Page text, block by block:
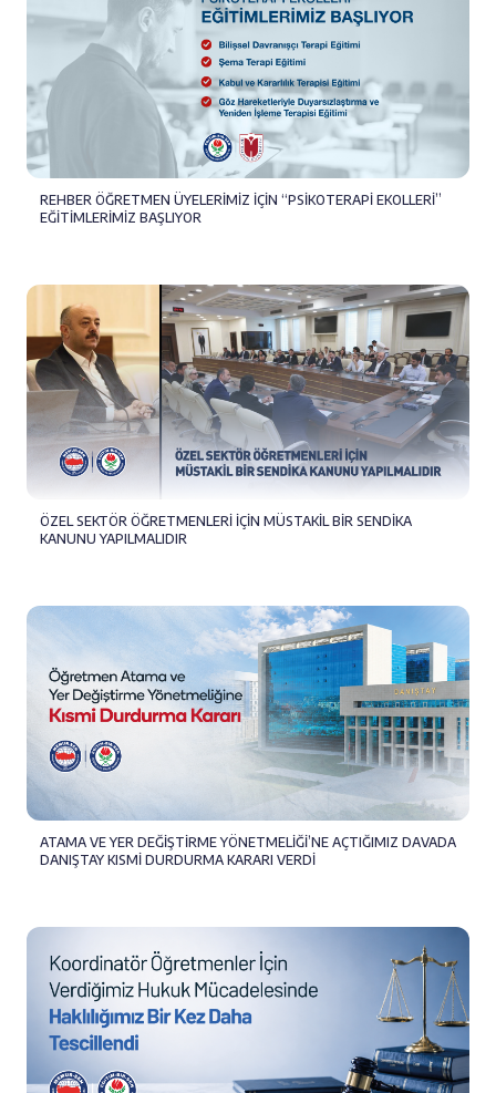
REHBER ÖĞRETMEN ÜYELERİMİZ İÇİN “PSİKOTERAPİ EKOLLERİ”
EĞİTİMLERİMİZ BAŞLIYOR
ÖZEL SEKTÖR ÖĞRETMENLERİ İÇİN MÜSTAKİL BİR SENDİKA
KANUNU YAPILMALIDIR
ATAMA VE YER DEĞİŞTİRME YÖNETMELİĞİ’NE AÇTIĞIMIZ DAVADA
DANIŞTAY KISMİ DURDURMA KARARI VERDİ